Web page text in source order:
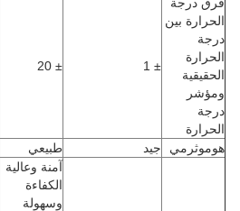
الحرارة بين
درجة
الحرارة
الحقيقية
ومؤشر
درجة
الحرارة
± 1
± 20
هوموثرمي جيد طبيعي
آمنة وعالية
الكفاءة
وسهولة